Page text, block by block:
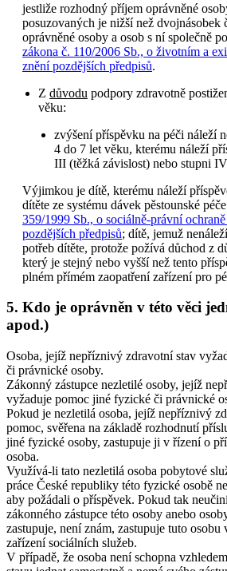
jestliže rozhodný příjem oprávněné
posuzovaných je nižší než
oprávněné osoby a osob s ní společně
zákona č. 110/2006 Sb., o životním a
znění pozdějších předpisů.
Z důvodu podpory zdravotně
věku:
zvýšení příspěvku na péči náleží
4 do 7 let věku, kterému náleží
III (těžká závislost) nebo stupni
Výjimkou je dítě, kterému náleží
dítěte ze systému dávek pěstounské
359/1999 Sb., o sociálně-právní
pozdějších předpisů; dítě, jemuž
potřeb dítěte, protože požívá důchod z
který je stejný nebo vyšší než tento
plném přímém zaopatření zařízení pro
5. Kdo je oprávněn v této věci
apod.)
Osoba, jejíž nepříznivý zdravotní stav
či právnické osoby.
Zákonný zástupce nezletilé osoby, jejíž
vyžaduje pomoc jiné fyzické či právnické
Pokud je nezletilá osoba, jejíž nepříznivý
pomoc, svěřena na základě rozhodnutí
jiné fyzické osoby, zastupuje ji v řízení o
osoba.
Využívá-li tato nezletilá osoba pobytové
práce České republiky této fyzické osobě
aby požádali o příspěvek. Pokud tak
zákonného zástupce této osoby anebo
zastupuje, není znám, zastupuje tuto
zařízení sociálních služeb.
V případě, že osoba není schopna